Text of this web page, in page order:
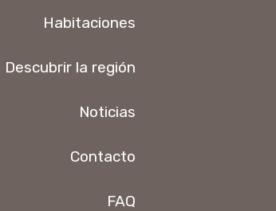
Habitaciones
Descubrir la región
Noticias
Contacto
FAQ